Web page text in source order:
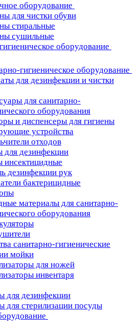
оборудование
для чистки обуви
стиральные
сушильные
оборудование
гигиеническое оборудование
для дезинфекции и чистки
для санитарно-
оборудования
и диспенсеры для гигиены
устройства
отходов
дезинфекции
дезинфекции рук
бактерицидные
материалы для санитарно-
оборудования
санитарно-гигиенические
мойки
для ножей
инвентаря
для дезинфекции
стерилизации посуды